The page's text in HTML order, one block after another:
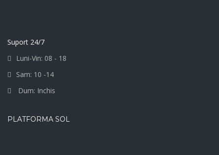
Suport 24/7
Luni-Vin: 08 - 18
Sam: 10 -14
Dum: Inchis
PLATFORMA SOL